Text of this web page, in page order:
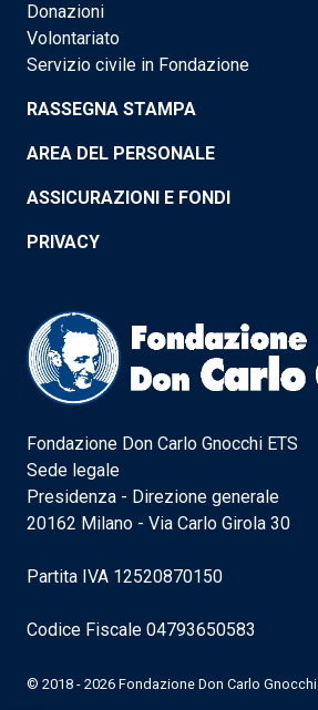
Donazioni
Volontariato
Servizio civile in Fondazione
RASSEGNA STAMPA
AREA DEL PERSONALE
ASSICURAZIONI E FONDI
PRIVACY
Fondazione Don Carlo Gnocchi ETS
Sede legale
Presidenza - Direzione generale
20162 Milano - Via Carlo Girola 30
Partita IVA 12520870150
Codice Fiscale 04793650583
© 2018 - 2026 Fondazione Don Carlo Gnocchi